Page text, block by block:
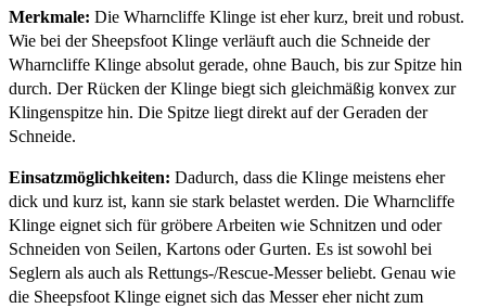
Merkmale: Die Wharncliffe Klinge ist eher kurz, breit und robust.
Wie bei der Sheepsfoot Klinge verläuft auch die Schneide der
Wharncliffe Klinge absolut gerade, ohne Bauch, bis zur Spitze hin
durch. Der Rücken der Klinge biegt sich gleichmäßig konvex zur
Klingenspitze hin. Die Spitze liegt direkt auf der Geraden der
Schneide.
Einsatzmöglichkeiten: Dadurch, dass die Klinge meistens eher
dick und kurz ist, kann sie stark belastet werden. Die Wharncliffe
Klinge eignet sich für gröbere Arbeiten wie Schnitzen und oder
Schneiden von Seilen, Kartons oder Gurten. Es ist sowohl bei
Seglern als auch als Rettungs-/Rescue-Messer beliebt. Genau wie
die Sheepsfoot Klinge eignet sich das Messer eher nicht zum